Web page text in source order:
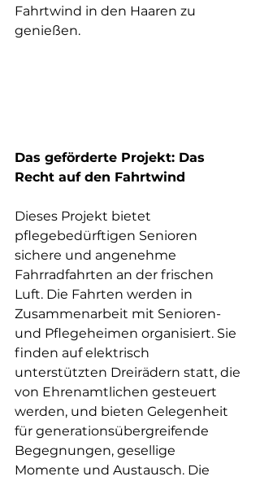
Fahrtwind in den Haaren zu
genießen.
Das geförderte Projekt: Das
Recht auf den Fahrtwind
Dieses Projekt bietet
pflegebedürftigen Senioren
sichere und angenehme
Fahrradfahrten an der frischen
Luft. Die Fahrten werden in
Zusammenarbeit mit Senioren-
und Pflegeheimen organisiert. Sie
finden auf elektrisch
unterstützten Dreirädern statt, die
von Ehrenamtlichen gesteuert
werden, und bieten Gelegenheit
für generationsübergreifende
Begegnungen, gesellige
Momente und Austausch. Die